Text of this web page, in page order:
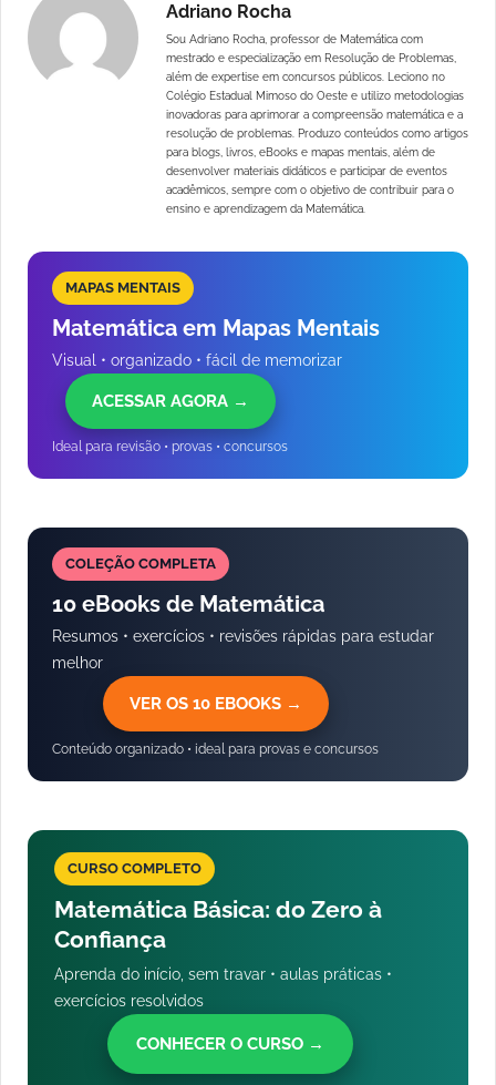
Adriano Rocha
Sou Adriano Rocha, professor de Matemática com
mestrado e especialização em Resolução de Problemas,
além de expertise em concursos públicos. Leciono no
Colégio Estadual Mimoso do Oeste e utilizo metodologias
inovadoras para aprimorar a compreensão matemática e a
resolução de problemas. Produzo conteúdos como artigos
para blogs, livros, eBooks e mapas mentais, além de
desenvolver materiais didáticos e participar de eventos
acadêmicos, sempre com o objetivo de contribuir para o
ensino e aprendizagem da Matemática.
MAPAS MENTAIS
Matemática em Mapas Mentais
Visual • organizado • fácil de memorizar
ACESSAR AGORA →
Ideal para revisão • provas • concursos
COLEÇÃO COMPLETA
10 eBooks de Matemática
Resumos • exercícios • revisões rápidas para estudar
melhor
VER OS 10 EBOOKS →
Conteúdo organizado • ideal para provas e concursos
CURSO COMPLETO
Matemática Básica: do Zero à
Confiança
Aprenda do início, sem travar • aulas práticas •
exercícios resolvidos
CONHECER O CURSO →